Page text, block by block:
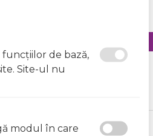
funcţiilor de bază,
Site-ul nu
modul în care